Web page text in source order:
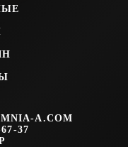
A.COM
37